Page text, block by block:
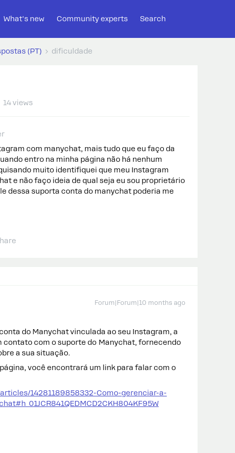
What's new Community experts Search
(PT) dificuldade
14 views
com manychat, mais tudo que eu faço da
entro na minha página não há nenhum
muito identifiquei que meu Instagram
e não faço ideia de qual seja eu sou proprietário
dessa suporta conta do manychat poderia me
Forum|Forum|10 months ago
do Manychat vinculada ao seu Instagram, a
contato com o suporte do Manychat, fornecendo
a sua situação.
você encontrará um link para falar com o
14281189858332-Como-gerenciar-a-